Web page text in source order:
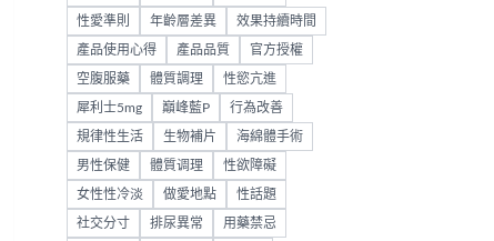
性愛準則 年齡層差異 效果持續時間
產品使用心得 產品品質 官方授權
空腹服藥 體質調理 性慾亢進
犀利士5mg 巔峰藍P 行為改善
規律性生活 生物補片 海綿體手術
男性保健 體質调理 性欲障礙
女性性冷淡 做愛地點 性話題
社交分寸 排尿異常 用藥禁忌